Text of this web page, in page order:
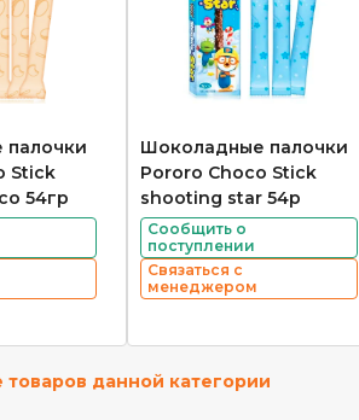
Stick
54гр
Шоколадные палочки
Pororo Choco Stick
shooting star 54р
Сообщить о
поступлении
Связаться с
менеджером
данной категории